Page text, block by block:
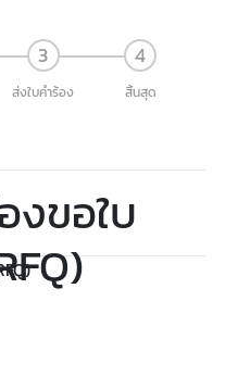
ส่งใบคำร้อง สิ้นสุด
งขอใบ